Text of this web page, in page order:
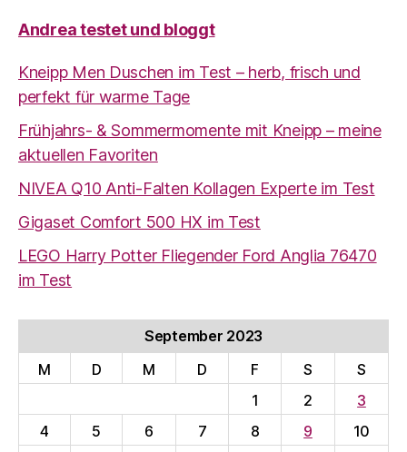
Andrea testet und bloggt
Kneipp Men Duschen im Test – herb, frisch und
perfekt für warme Tage
Frühjahrs- & Sommermomente mit Kneipp – meine
aktuellen Favoriten
NIVEA Q10 Anti-Falten Kollagen Experte im Test
Gigaset Comfort 500 HX im Test
LEGO Harry Potter Fliegender Ford Anglia 76470
im Test
September 2023
M
D M D F S
S
1
2
3
4
5 6 7 8 9
10